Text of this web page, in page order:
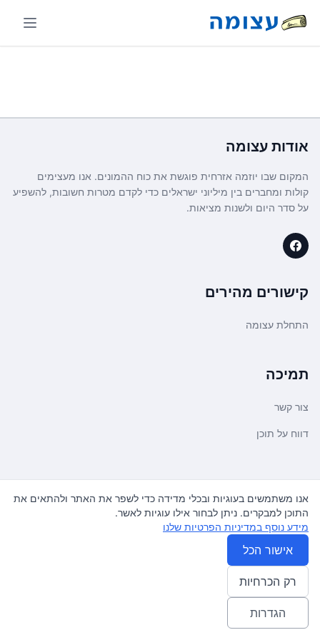
אודות עצומה
המקום שבו יוזמה אזרחית פוגשת את כוח ההמונים. אנו מעצימים
קולות ומחברים בין מיליוני ישראלים כדי לקדם מטרות חשובות, להשפיע
על סדר היום ולשנות מציאות.
קישורים מהירים
התחלת עצומה
תמיכה
צור קשר
דווח על תוכן
משפטי ועדכונים
מדיניות פרטיות
תנאי שימוש
© 2026 עצומה. כל הזכויות שמורות.
אנו משתמשים בעוגיות ובכלי מדידה כדי לשפר את האתר ולהתאים את
התוכן למבקרים. ניתן לבחור אילו עוגיות לאשר.
מידע נוסף במדיניות הפרטיות שלנו
אישור הכל
רק הכרחיות
הגדרות